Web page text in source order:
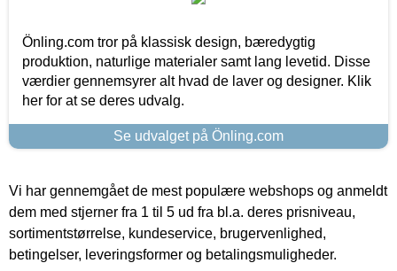
Önling.com tror på klassisk design, bæredygtig
produktion, naturlige materialer samt lang levetid. Disse
værdier gennemsyrer alt hvad de laver og designer. Klik
her for at se deres udvalg.
Se udvalget på Önling.com
Vi har gennemgået de mest populære webshops og anmeldt
dem med stjerner fra 1 til 5 ud fra bl.a. deres prisniveau,
sortimentstørrelse, kundeservice, brugervenlighed,
betingelser, leveringsformer og betalingsmuligheder.